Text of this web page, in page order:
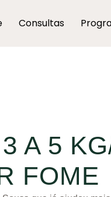
Consultas
A 5
FOME